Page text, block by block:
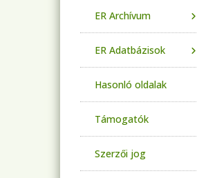
ER Archívum
ER Adatbázisok
Hasonló oldalak
Támogatók
Szerzői jog